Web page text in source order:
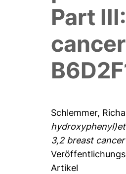
Part
Schlemmer,
3,2 breast
Artikel